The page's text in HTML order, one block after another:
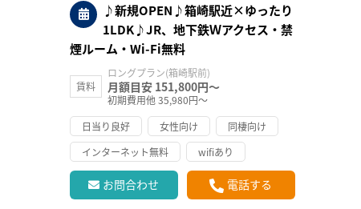
♪新規OPEN♪箱崎駅近×ゆったり
1LDK♪JR、地下鉄Ｗアクセス・禁
煙ルーム・Wi-Fi無料
賃料
ロングプラン(箱崎駅前)
月額目安 151,800円～
初期費用他 35,980円～
日当り良好
女性向け
同棲向け
インターネット無料
wifiあり
お問合わせ 電話する